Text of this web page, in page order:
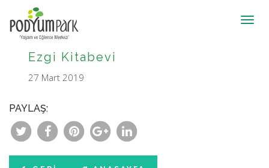
Ezgi Kitabevi
27 Mart 2019
PAYLAŞ: